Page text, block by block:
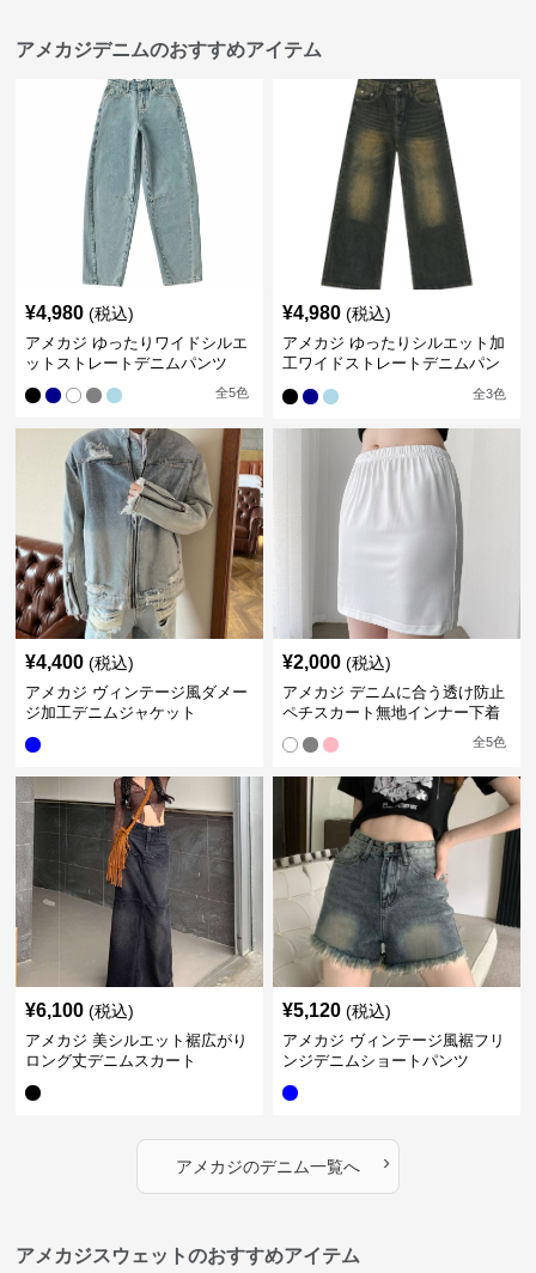
アメカジデニムのおすすめアイテム
¥4,980 (税込)
アメカジ ゆったりワイドシルエ
ットストレートデニムパンツ
全5色
¥4,980 (税込)
アメカジ ゆったりシルエット加
工ワイドストレートデニムパン
全3色
¥4,400 (税込)
アメカジ ヴィンテージ風ダメー
ジ加工デニムジャケット
¥2,000 (税込)
アメカジ デニムに合う透け防止
ペチスカート無地インナー下着
全5色
¥6,100 (税込)
アメカジ 美シルエット裾広がり
ロング丈デニムスカート
¥5,120 (税込)
アメカジ ヴィンテージ風裾フリ
ンジデニムショートパンツ
アメカジのデニム一覧へ ›
アメカジスウェットのおすすめアイテム